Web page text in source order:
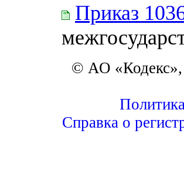
Приказ
© АО «Кодекс»,
Справка о